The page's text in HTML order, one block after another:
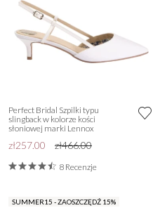
Perfect Bridal Szpilki typu
slingback w kolorze kości
słoniowej marki Lennox
zł257.00 zł466.00
8 Recenzje
SUMMER15 - ZAOSZCZĘDŹ 15%